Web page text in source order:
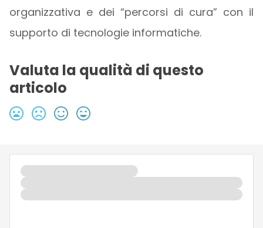
organizzativa e dei “percorsi di cura” con il
supporto di tecnologie informatiche.
Valuta la qualità di questo
articolo